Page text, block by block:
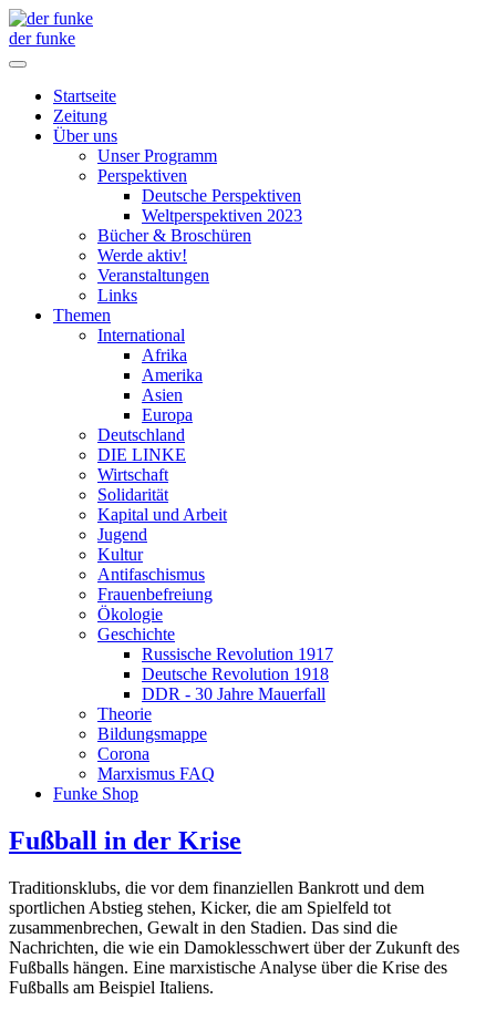
der funke
Startseite
Zeitung
Über uns
Unser Programm
Perspektiven
Deutsche Perspektiven
Weltperspektiven 2023
Bücher & Broschüren
Werde aktiv!
Veranstaltungen
Links
Themen
International
Afrika
Amerika
Asien
Europa
Deutschland
DIE LINKE
Wirtschaft
Solidarität
Kapital und Arbeit
Jugend
Kultur
Antifaschismus
Frauenbefreiung
Ökologie
Geschichte
Russische Revolution 1917
Deutsche Revolution 1918
DDR - 30 Jahre Mauerfall
Theorie
Bildungsmappe
Corona
Marxismus FAQ
Funke Shop
Fußball in der Krise
Traditionsklubs, die vor dem finanziellen Bankrott und dem
sportlichen Abstieg stehen, Kicker, die am Spielfeld tot
zusammenbrechen, Gewalt in den Stadien. Das sind die
Nachrichten, die wie ein Damoklesschwert über der Zukunft des
Fußballs hängen. Eine marxistische Analyse über die Krise des
Fußballs am Beispiel Italiens.